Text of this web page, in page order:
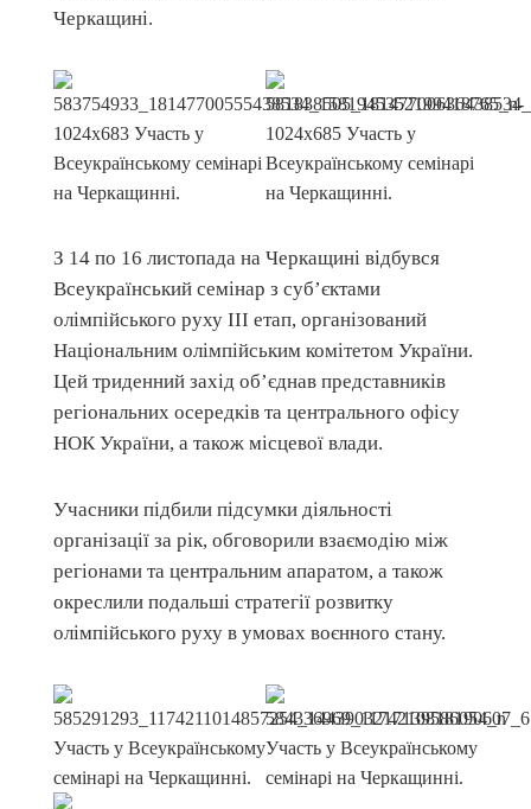
Черкащині.
З 14 по 16 листопада на Черкащині відбувся
Всеукраїнський семінар з суб’єктами
олімпійського руху ІІІ етап, організований
Національним олімпійським комітетом України.
Цей триденний захід об’єднав представників
регіональних осередків та центрального офісу
НОК України, а також місцевої влади.
Учасники підбили підсумки діяльності
організації за рік, обговорили взаємодію між
регіонами та центральним апаратом, а також
окреслили подальші стратегії розвитку
олімпійського руху в умовах воєнного стану.